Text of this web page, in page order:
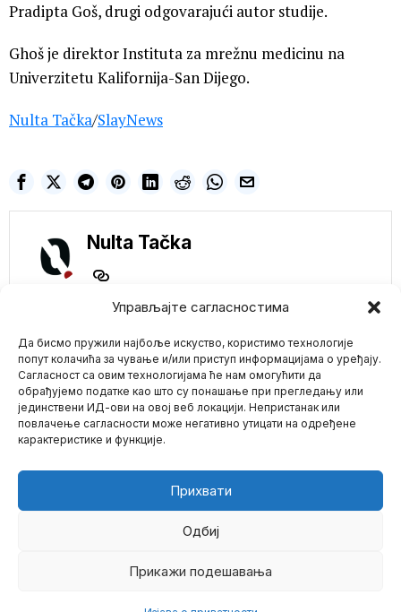
Управљајте сагласностима
Да бисмо пружили најбоље искуство, користимо технологије
попут колачића за чување и/или приступ информацијама о уређају.
Сагласност са овим технологијама ће нам омогућити да
обрађујемо податке као што су понашање при прегледању или
јединствени ИД-ови на овој веб локацији. Непристанак или
повлачење сагласности може негативно утицати на одређене
карактеристике и функције.
Прихвати
Одбиј
Прикажи подешавања
Pradipta Goš, drugi odgovarajući autor studije.
Ghoš je direktor Instituta za mrežnu medicinu na
Univerzitetu Kalifornija-San Dijego.
Nulta Tačka/SlayNews
Nulta Tačka
Mario zna Youtube
2026- Sva prava zadržana.
Naučnici upozoravaju
da bi se „zombi
bolest jelena“ mogla
proširiti na ljude
Istraživači su alarmirali
zbog naglog porasta
slučajeva hronične
bolesti iscrpljivanja
NOVO ISTRAŽIVANJE
POKAZUJE DA
ZAGAĐEN VAZDUH
SMANJUJE
PLODNOST ŠIROM
jedan je od krivaca